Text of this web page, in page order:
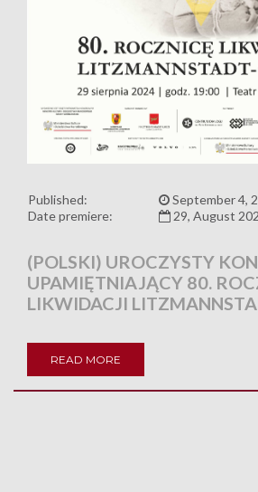
Published:
September 4,
Date premiere:
29, August
(POLSKI) UROCZYSTY
UPAMIĘTNIAJĄCY 80.
LIKWIDACJI
READ MORE